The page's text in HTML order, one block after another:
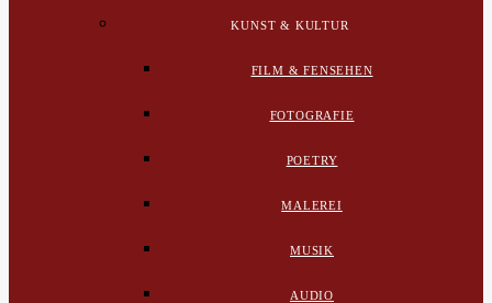
KUNST & KULTUR
FILM & FENSEHEN
FOTOGRAFIE
POETRY
MALEREI
MUSIK
AUDIO